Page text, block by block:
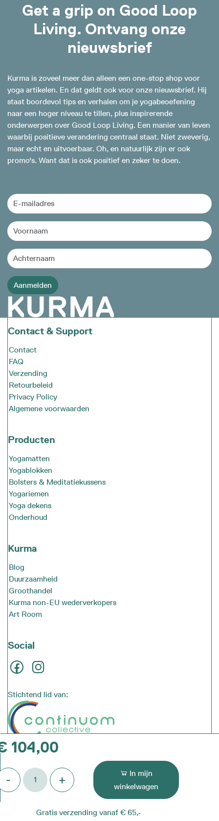
104,00
- +
In mijn
winkelwagen
Gratis verzending vanaf € 65,-
Get a grip on Good Loop
Living. Ontvang onze
nieuwsbrief
Kurma is zoveel meer dan alleen een one-stop shop voor
yoga artikelen. En dat geldt ook voor onze nieuwsbrief. Hij
staat boordevol tips en verhalen om je yogabeoefening
naar een hoger niveau te tillen, plus inspirerende
onderwerpen over Good Loop Living. Een manier van leven
waarbij positieve verandering centraal staat. Niet zweverig,
maar echt en uitvoerbaar. Oh, en natuurlijk zijn er ook
promo's. Want dat is ook positief en zeker te doen.
Contact & Support
Contact
FAQ
Verzending
Retourbeleid
Privacy Policy
Algemene voorwaarden
Producten
Yogamatten
Yogablokken
Bolsters & Meditatiekussens
Yogariemen
Yoga dekens
Onderhoud
Kurma
Blog
Duurzaamheid
Groothandel
Kurma non-EU wederverkopers
Art Room
Social
Stichtend lid van:
© 2026 - Vana Group BV